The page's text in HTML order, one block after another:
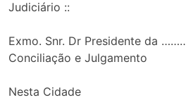
Judiciário ::
Exmo. Snr. Dr Presidente da
Conciliação e Julgamento
Nesta Cidade